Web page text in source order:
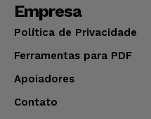
Empresa
Política de Privacidade
Ferramentas para PDF
Apoiadores
Contato